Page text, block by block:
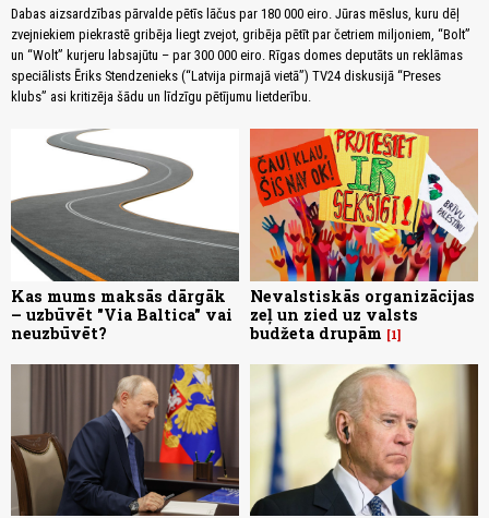
Dabas aizsardzības pārvalde pētīs lāčus par 180 000 eiro. Jūras mēslus, kuru dēļ
zvejniekiem piekrastē gribēja liegt zvejot, gribēja pētīt par četriem miljoniem, “Bolt”
un “Wolt” kurjeru labsajūtu – par 300 000 eiro. Rīgas domes deputāts un reklāmas
speciālists Ēriks Stendzenieks (“Latvija pirmajā vietā”) TV24 diskusijā “Preses
klubs” asi kritizēja šādu un līdzīgu pētījumu lietderību.
Kas mums maksās dārgāk
– uzbūvēt "Via Baltica" vai
neuzbūvēt?
Nevalstiskās organizācijas
zeļ un zied uz valsts
budžeta drupām
1